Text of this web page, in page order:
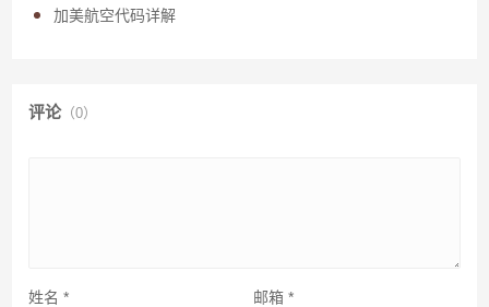
加美航空代码详解
评论（0）
姓名* 邮箱 *